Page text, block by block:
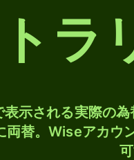
ラ
示される実際の為
両替。Wiseアカウ